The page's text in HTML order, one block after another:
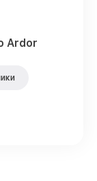
Ardor